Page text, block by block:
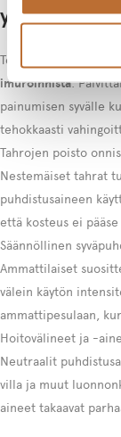
Tekstiilimattojen
imuroinnista.
painumisen syvälle
tehokkaasti
Tahrojen poisto
Nestemäiset tahrat
puhdistusaineen
että kosteus ei
Säännöllinen
Ammattilaiset
välein käytön
ammattipesulaan,
Hoitovälineet ja -
Neutraalit
villa ja muut
aineet takaavat